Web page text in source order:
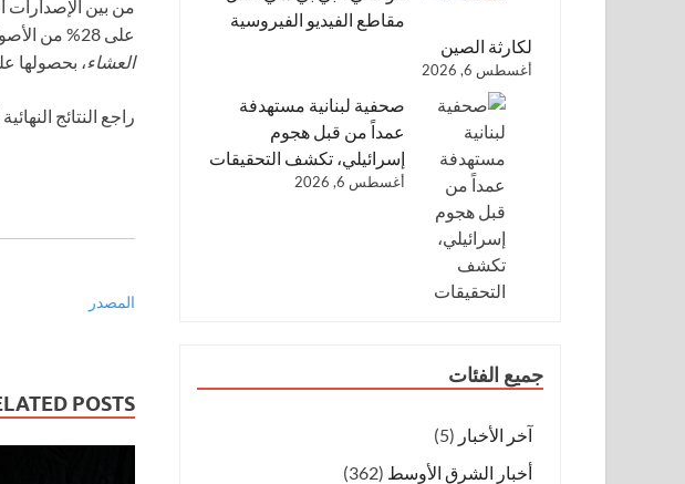
من بين الإصدارات
على 28% من الأصوات؛ أغنية فايبز كارتل
العشاء، بحصولها على 5% من
راجع النتائج
المصدر
POSTS
مقاطع الفيديو الفيروسية
لكارثة الصين
أغسطس 6, 2026
صحفية لبنانية مستهدفة
عمداً من قبل هجوم
إسرائيلي، تكشف التحقيقات
أغسطس 6, 2026
جميع الفئات
آخر الأخبار (5)
أخبار الشرق الأوسط (362)